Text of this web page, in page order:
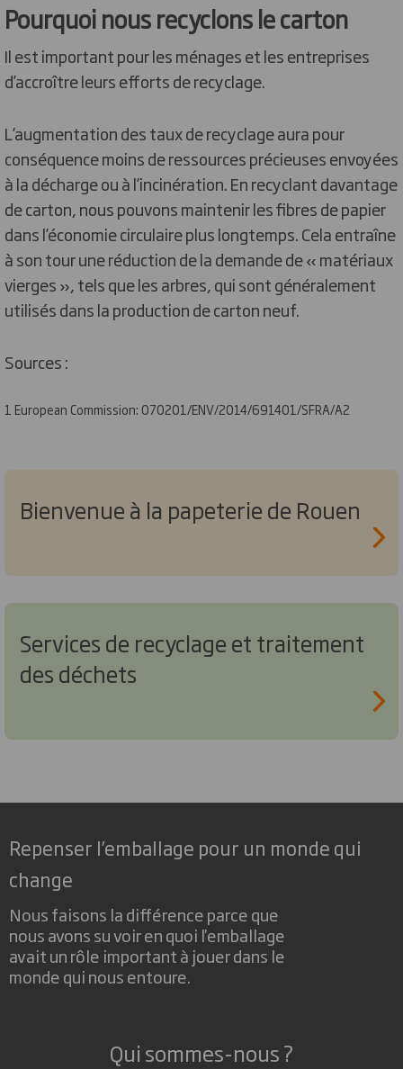
Pourquoi nous recyclons le carton
Il est important pour les ménages et les entreprises
d’accroître leurs efforts de recyclage.
L’augmentation des taux de recyclage aura pour
conséquence moins de ressources précieuses envoyées
à la décharge ou à l’incinération. En recyclant davantage
de carton, nous pouvons maintenir les fibres de papier
dans l’économie circulaire plus longtemps. Cela entraîne
à son tour une réduction de la demande de « matériaux
vierges », tels que les arbres, qui sont généralement
utilisés dans la production de carton neuf.
Sources :
1 European Commission: 070201/ENV/2014/691401/SFRA/A2
Bienvenue à la papeterie de Rouen
Services de recyclage et traitement
des déchets
Repenser l’emballage pour un monde qui
change
Nous faisons la différence parce que
nous avons su voir en quoi l'emballage
avait un rôle important à jouer dans le
monde qui nous entoure.
Qui sommes-nous ?